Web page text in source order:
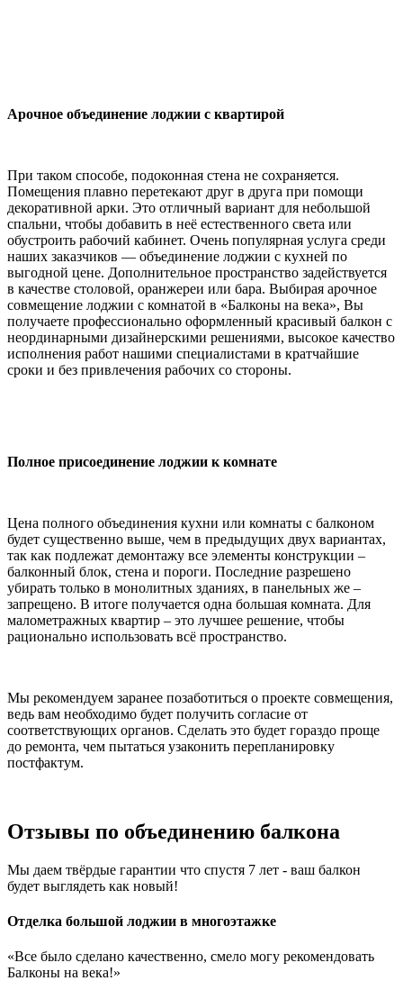
Арочное объединение лоджии с квартирой
При таком способе, подоконная стена не сохраняется.
Помещения плавно перетекают друг в друга при помощи
декоративной арки. Это отличный вариант для небольшой
спальни, чтобы добавить в неё естественного света или
обустроить рабочий кабинет. Очень популярная услуга среди
наших заказчиков — объединение лоджии с кухней по
выгодной цене. Дополнительное пространство задействуется
в качестве столовой, оранжереи или бара. Выбирая арочное
совмещение лоджии с комнатой в «Балконы на века», Вы
получаете профессионально оформленный красивый балкон с
неординарными дизайнерскими решениями, высокое качество
исполнения работ нашими специалистами в кратчайшие
сроки и без привлечения рабочих со стороны.
Полное присоединение лоджии к комнате
Цена полного объединения кухни или комнаты с балконом
будет существенно выше, чем в предыдущих двух вариантах,
так как подлежат демонтажу все элементы конструкции –
балконный блок, стена и пороги. Последние разрешено
убирать только в монолитных зданиях, в панельных же –
запрещено. В итоге получается одна большая комната. Для
малометражных квартир – это лучшее решение, чтобы
рационально использовать всё пространство.
Мы рекомендуем заранее позаботиться о проекте совмещения,
ведь вам необходимо будет получить согласие от
соответствующих органов. Сделать это будет гораздо проще
до ремонта, чем пытаться узаконить перепланировку
постфактум.
Отзывы по объединению балкона
Мы даем твёрдые гарантии что спустя 7 лет - ваш балкон
будет выглядеть как новый!
Отделка большой лоджии в многоэтажке
«Все было сделано качественно, смело могу рекомендовать
Балконы на века!»